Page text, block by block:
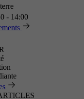
- 14:00